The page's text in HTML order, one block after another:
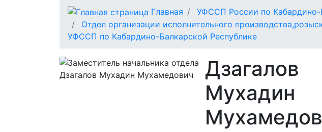
Главная
УФССП России по Кабардино-
Отдел организации исполнительного
УФССП по Кабардино-Балкарской Республике
Дзагалов
Мухадин